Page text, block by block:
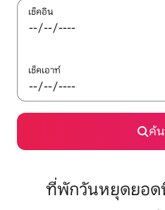
เช็คอิน
เช็คเอาท์
ค้
ที่พักวันหยุดยอด